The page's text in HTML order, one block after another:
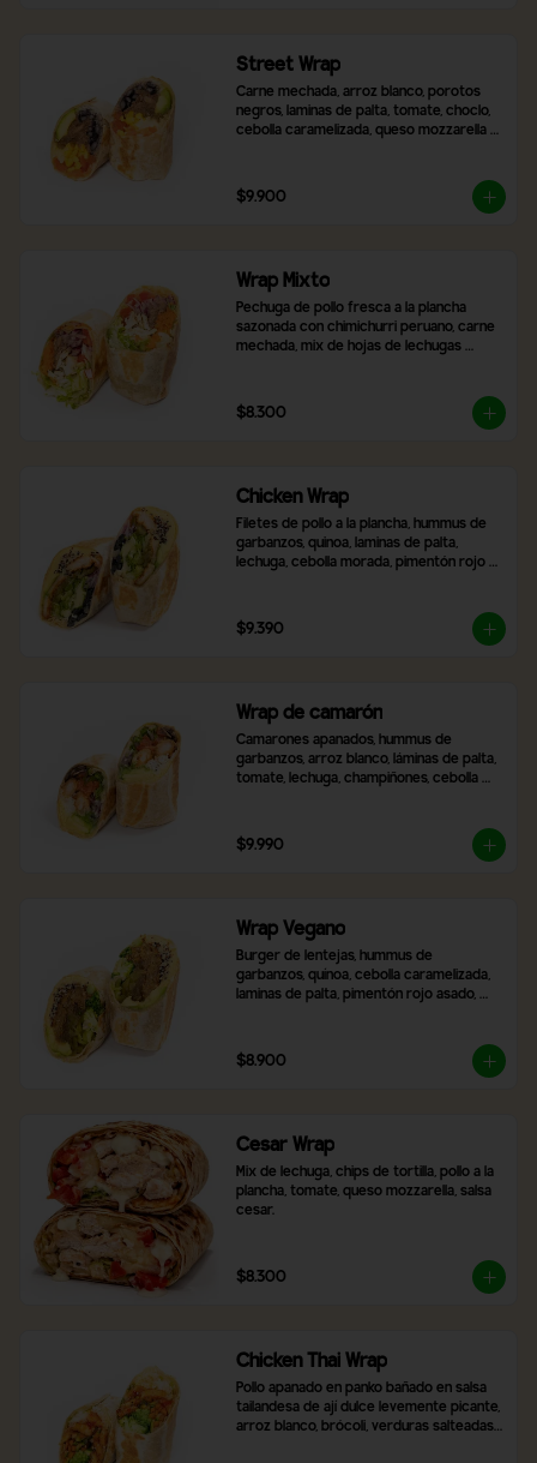
Street Wrap
Carne mechada, arroz blanco, porotos
negros, laminas de palta, tomate, choclo,
cebolla caramelizada, queso mozzarella y
$9.900
Wrap Mixto
Pechuga de pollo fresca a la plancha
sazonada con chimichurri peruano, carne
mechada, mix de hojas de lechugas
elección.
$8.300
Chicken Wrap
Filetes de pollo a la plancha, hummus de
garbanzos, quinoa, laminas de palta,
lechuga, cebolla morada, pimentón rojo
$9.390
Wrap de camarón
Camarones apanados, hummus de
garbanzos, arroz blanco, láminas de palta,
tomate, lechuga, champiñones, cebolla
$9.990
Wrap Vegano
Burger de lentejas, hummus de
garbanzos, quínoa, cebolla caramelizada,
laminas de palta, pimentón rojo asado,
$8.900
Cesar Wrap
Mix de lechuga, chips de tortilla, pollo a la
plancha, tomate, queso mozzarella, salsa
cesar.
$8.300
Chicken Thai Wrap
Pollo apanado en panko bañado en salsa
tailandesa de ají dulce levemente picante,
arroz blanco, brócoli, verduras salteadas